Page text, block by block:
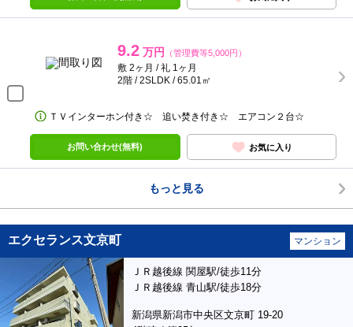
9.2 万円 （管理費等5,000円）
敷 2ヶ月 / 礼 1ヶ月
2階 / 2SLDK / 65.01㎡
ＴＶインターホン付き☆ 追い焚き付き☆ エアコン２台☆
お問い合わせ(無料) お気に入り
もっと見る
エクセランス文京町 マンション
ＪＲ越後線 関屋駅/徒歩11分
ＪＲ越後線 青山駅/徒歩18分
新潟県新潟市中央区文京町 19-20